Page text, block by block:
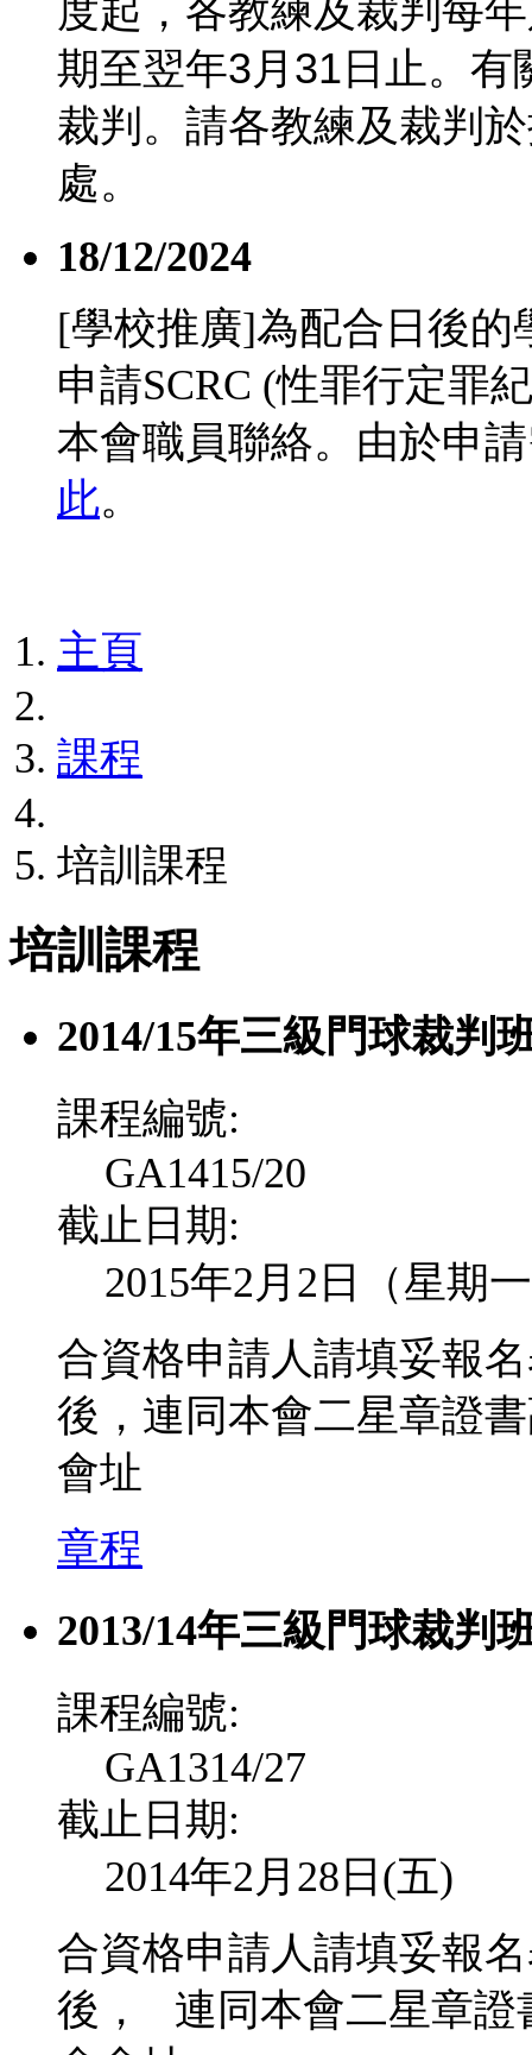
度起，各教練及裁判每
期至翌年3月 31 日止。
裁判。請各教練及裁判
處。
18/12/2024
[學校推廣]為配合日後的
申請SCRC (性罪行定罪
本會職員聯絡。由於申
此。
主頁
課程
培訓課程
培訓課程
2014/15年三級門球裁判
課程編號:
GA1415/20
截止日期:
2015年2月2日（星期
合資格申請人請填妥報
後，連同本會二星章證
會址
章程
2013/14年三級門球裁判
課程編號:
GA1314/27
截止日期:
2014年2月28日(五)
合資格申請人請填妥報
後，
連同本會二星章